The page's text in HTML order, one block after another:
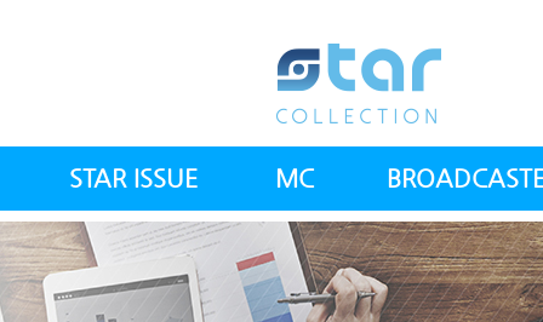
STAR ISSUE
스타칼럼
스타뉴스
MC
아나운서(여)
아나운서(남)
전체방송인
전문의사